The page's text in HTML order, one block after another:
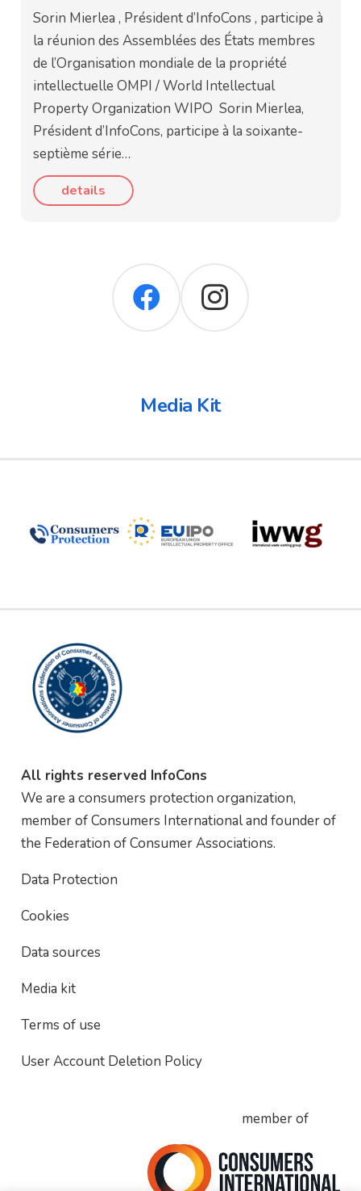
Sorin Mierlea , Président d’InfoCons , participe à
la réunion des Assemblées des États membres
de l’Organisation mondiale de la propriété
intellectuelle OMPI / World Intellectual
Property Organization WIPO Sorin Mierlea,
Président d’InfoCons, participe à la soixante-
septième série…
details
Media Kit
All rights reserved InfoCons
We are a consumers protection organization,
member of Consumers International and founder of
the Federation of Consumer Associations.
Data Protection
Cookies
Data sources
Media kit
Terms of use
User Account Deletion Policy
member of